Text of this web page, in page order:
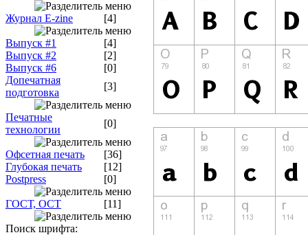
Журнал E-zine [4]
Выпуск #1
[4]
Выпуск #2
[2]
Выпуск #6
[0]
Допечатная
подготовка
[3]
Печатные
технологии
[0]
Офсетная печать
[36]
Глубокая печать
[12]
Postpress
[0]
ГОСТ, ОСТ [11]
Поиск шрифта: